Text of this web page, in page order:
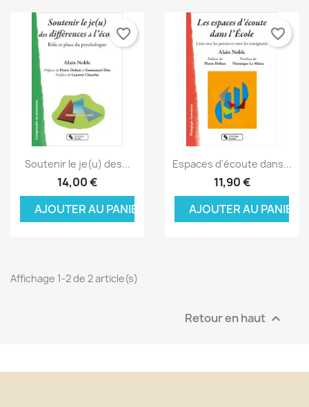
Aperçu rapide
Soutenir le je(u) des...
14,00 €
AJOUTER AU PANIER
favorite_border
Aperçu rapide
Espaces d'écoute dans...
11,90 €
AJOUTER AU PANIER
favorite_border
Affichage 1-2 de 2 article(s)
Retour en haut 